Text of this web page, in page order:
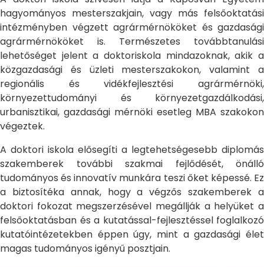
hagyományos mesterszakjain, vagy más felsőoktatási
intézményben végzett agrármérnököket és gazdasági
agrármérnököket is. Természetes továbbtanulási
lehetőséget jelent a doktoriskola mindazoknak, akik a
közgazdasági és üzleti mesterszakokon, valamint a
regionális és vidékfejlesztési agrármérnöki,
környezettudományi és környezetgazdálkodási,
urbanisztikai, gazdasági mérnöki esetleg MBA szakokon
végeztek.
A doktori iskola elősegíti a legtehetségesebb diplomás
szakemberek további szakmai fejlődését, önálló
tudományos és innovatív munkára teszi őket képessé. Ez
a biztosítéka annak, hogy a végzős szakemberek a
doktori fokozat megszerzésével megállják a helyüket a
felsőoktatásban és a kutatással-fejlesztéssel foglalkozó
kutatóintézetekben éppen úgy, mint a gazdasági élet
magas tudományos igényű posztjain.